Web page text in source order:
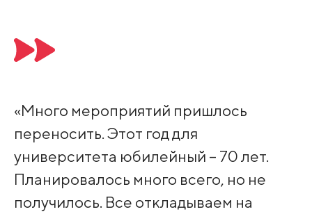
«Много мероприятий пришлось
переносить. Этот год для
университета юбилейный – 70 лет.
Планировалось много всего, но не
получилось. Все откладываем на